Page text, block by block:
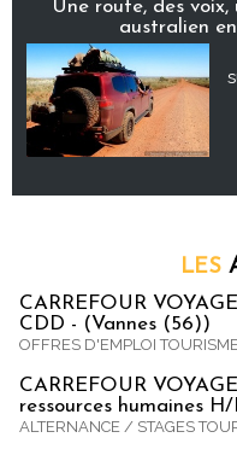
Une route, des
australien
LES
CARREFOUR
CDD - (Vannes (56))
OFFRES D'EMPLOI TOURISME
CARREFOUR
ressources humaines
ALTERNANCE / STAGES